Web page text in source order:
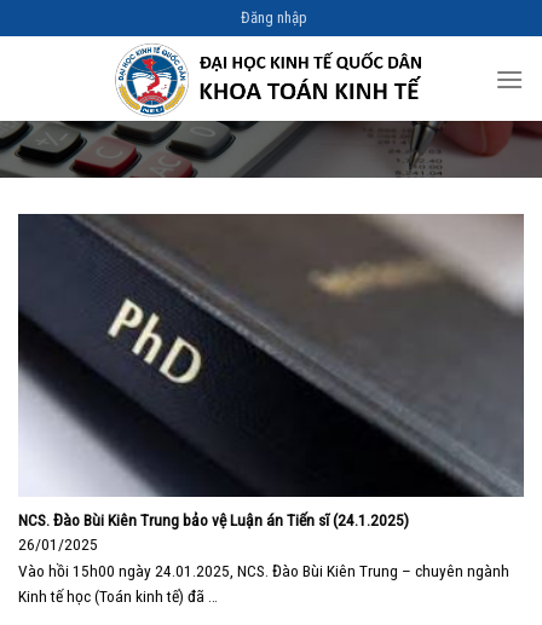
to
Đăng nhập
NCS. Đào Bùi Kiên Trung bảo vệ Luận án Tiến sĩ (24.1.2025)
26/01/2025
Vào hồi 15h00 ngày 24.01.2025, NCS. Đào Bùi Kiên Trung – chuyên ngành
Kinh tế học (Toán kinh tế) đã …